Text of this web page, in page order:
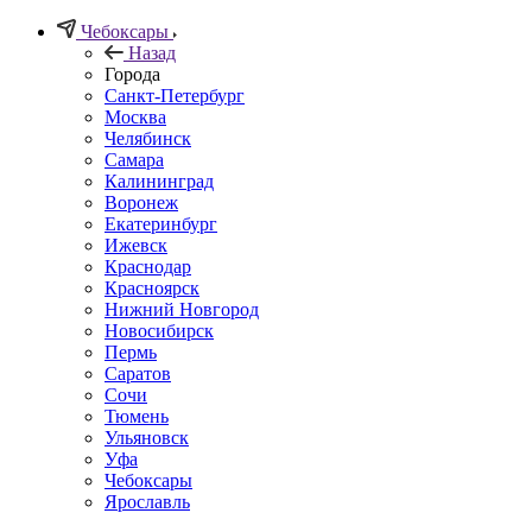
Чебоксары
Назад
Города
Санкт-Петербург
Москва
Челябинск
Самара
Калининград
Воронеж
Екатеринбург
Ижевск
Краснодар
Красноярск
Нижний Новгород
Новосибирск
Пермь
Саратов
Сочи
Тюмень
Ульяновск
Уфа
Чебоксары
Ярославль